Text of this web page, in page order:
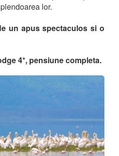
lor.
un apus spectaculos si o
4*, pensiune completa.